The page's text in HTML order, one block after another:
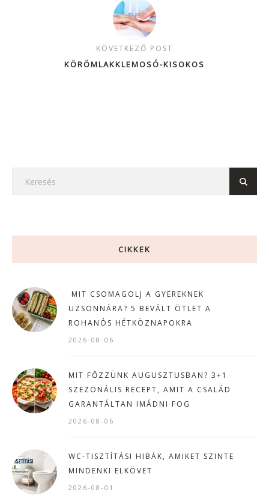
KÖVETKEZŐ POST
KÖRÖMLAKKLEMOSÓ-KISOKOS
CIKKEK
MIT CSOMAGOLJ A GYEREKNEK
UZSONNÁRA? 5 BEVÁLT ÖTLET A
ROHANÓS HÉTKÖZNAPOKRA
2026-08-06
MIT FŐZZÜNK AUGUSZTUSBAN? 3+1
SZEZONÁLIS RECEPT, AMIT A CSALÁD
GARANTÁLTAN IMÁDNI FOG
2026-08-06
WC-TISZTÍTÁSI HIBÁK, AMIKET SZINTE
MINDENKI ELKÖVET
2026-08-01